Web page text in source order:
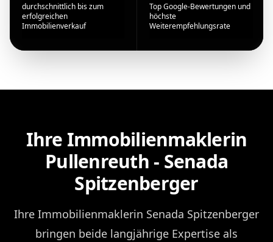
durchschnittlich bis zum
erfolgreichen
Immobilienverkauf
Top Google-Bewertungen und
höchste
Weiterempfehlungsrate
Ihre Immobilienmaklerin
Pullenreuth - Senada
Spitzenberger
Ihre Immobilienmaklerin Senada Spitzenberger
bringen beide langjährige Expertise als